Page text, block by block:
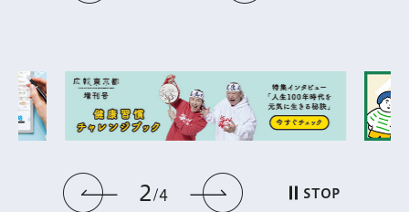
前のスライドを表示
2 4 次のスライドを表
STOP